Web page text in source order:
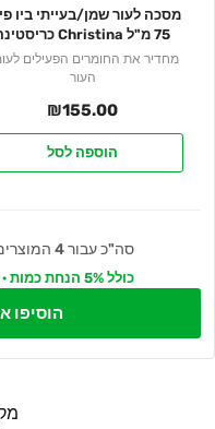
מסכה לעור שמן/בעייתי ביו
75 מ"ל Christina כריסטינה
מחדיר את החומרים הפעילים
העור
₪155.00
הוספה לסל
סה"כ עבור 4 המוצרים
כולל 5% הנחת כמות · חיסכון ₪26.40
הוסיפו